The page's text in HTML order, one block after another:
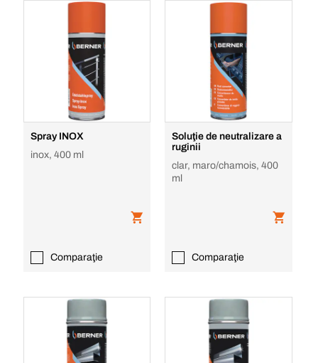
Spray INOX
inox, 400 ml
Comparaţie
Soluţie de neutralizare a
ruginii
clar, maro/chamois, 400
ml
Comparaţie